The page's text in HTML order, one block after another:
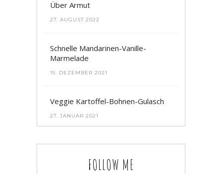
Über Armut
27. AUGUST 2022
Schnelle Mandarinen-Vanille-
Marmelade
15. DEZEMBER 2021
Veggie Kartoffel-Bohnen-Gulasch
27. JANUAR 2021
FOLLOW ME